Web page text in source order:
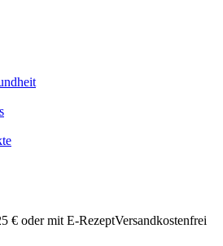
€ oder mit E-RezeptVersandkostenfrei